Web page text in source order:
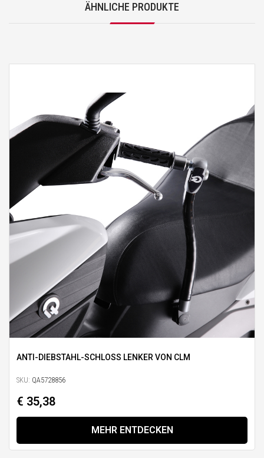
ÄHNLICHE PRODUKTE
ANTI-DIEBSTAHL-SCHLOSS LENKER VON CLM
SKU: QA5728856
€ 35,38
MEHR ENTDECKEN